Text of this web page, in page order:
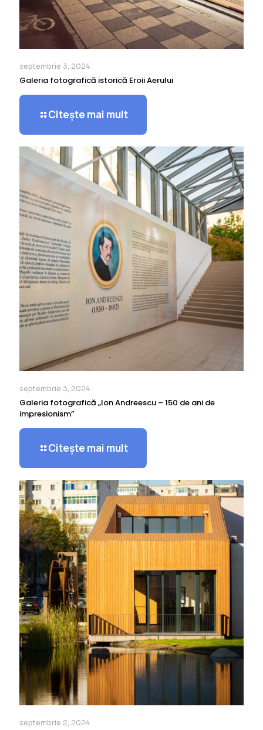
septembrie 3, 2024
Galeria fotografică istorică Eroii Aerului
Citește mai mult
septembrie 3, 2024
Galeria fotografică „Ion Andreescu – 150 de ani de
impresionism”
Citește mai mult
septembrie 2, 2024